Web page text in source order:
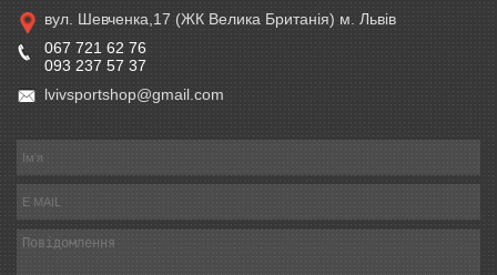
вул. Шевченка,17 (ЖК Велика Британія) м. Львів
067 721 62 76
093 237 57 37
lvivsportshop@gmail.com